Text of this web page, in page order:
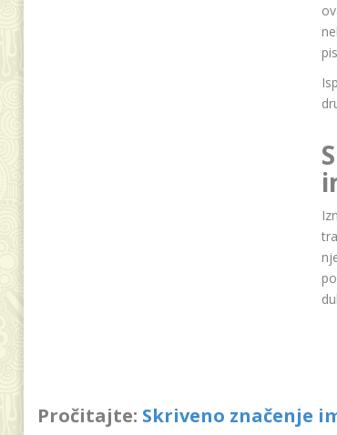
Pročitajte: Skriveno značenje